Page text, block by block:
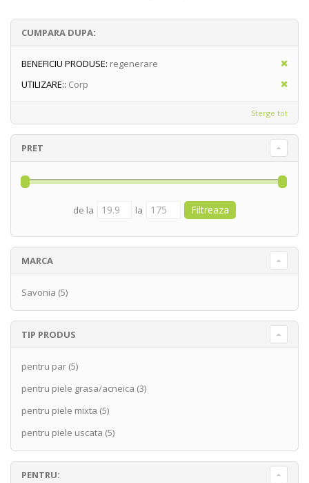
CUMPARA DUPA:
BENEFICIU PRODUSE: regenerare
UTILIZARE:: Corp
Sterge tot
PRET
de la la
MARCA
Savonia (5)
TIP PRODUS
pentru par (5)
pentru piele grasa/acneica (3)
pentru piele mixta (5)
pentru piele uscata (5)
PENTRU: